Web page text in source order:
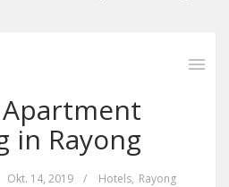
in Rayong
Okt. 14, 2019 / Hotels, Rayong